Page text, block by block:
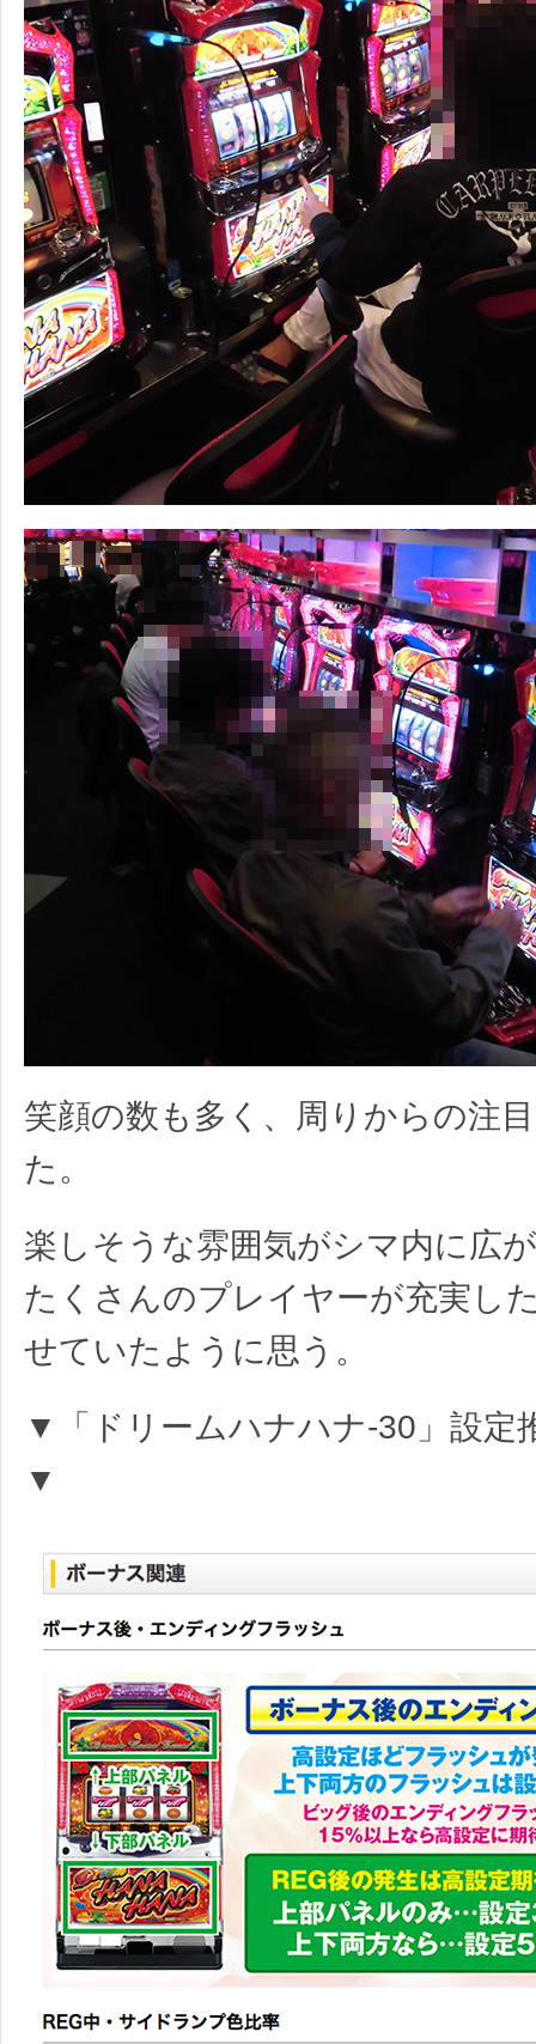
笑顔の数も多く、周りからの注
た。
楽しそうな雰囲気がシマ内に広
たくさんのプレイヤーが充実し
せていたように思う。
▼「ドリームハナハナ‐30」設定
▼